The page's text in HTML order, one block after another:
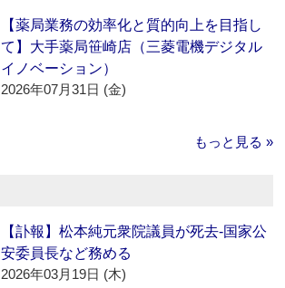
【薬局業務の効率化と質的向上を目指し
て】大手薬局笹崎店（三菱電機デジタル
イノベーション）
2026年07月31日 (金)
もっと見る »
【訃報】松本純元衆院議員が死去‐国家公
安委員長など務める
2026年03月19日 (木)